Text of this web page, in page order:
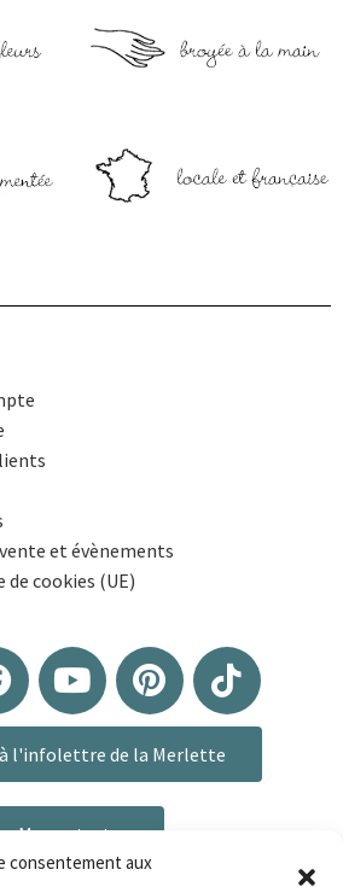
consentement aux
et évènements
de cookies (UE)
l'infolettre de la Merlette
Me contacter